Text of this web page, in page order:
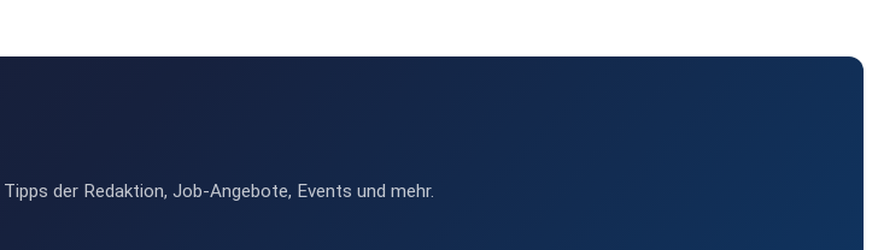
der Redaktion, Job-Angebote, Events und mehr.